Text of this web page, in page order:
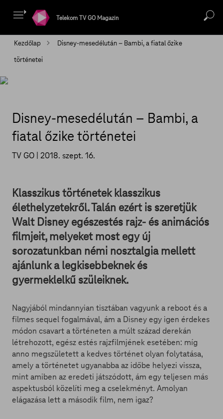
Telekom TV GO Magazin
Kezdőlap
Disney-mesedélután – Bambi, a fiatal őzike
történetei
Disney-mesedélután – Bambi, a
fiatal őzike történetei
TV GO | 2018. szept. 16.
Klasszikus történetek klasszikus
élethelyzetekről. Talán ezért is szeretjük
Walt Disney egészestés rajz- és animációs
filmjeit, melyeket most egy új
sorozatunkban némi nosztalgia mellett
ajánlunk a legkisebbeknek és
gyermeklelkű szüleiknek.
Nagyjából mindannyian tisztában vagyunk a reboot és a
filmes sequel fogalmával, ám a Disney egy igen érdekes
módon csavart a történeten a múlt század derekán
létrehozott, egész estés rajzfilmjének esetében: míg
anno megszületett a kedves történet olyan folytatása,
amely a történetet ugyanabba az időbe helyezi vissza,
mint amiben az eredeti játszódott, ám egy teljesen más
aspektusból közelíti meg a cselekményt. Amolyan
elágazása lett a második film, nem igaz?